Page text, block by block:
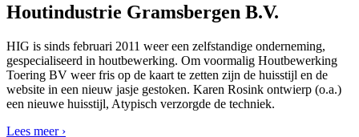
Houtindustrie Gramsbergen B.V.
HIG is sinds februari 2011 weer een zelfstandige onderneming,
gespecialiseerd in houtbewerking. Om voormalig Houtbewerking
Toering BV weer fris op de kaart te zetten zijn de huisstijl en de
website in een nieuw jasje gestoken. Karen Rosink ontwierp (o.a.)
een nieuwe huisstijl, Atypisch verzorgde de techniek.
Lees meer ›